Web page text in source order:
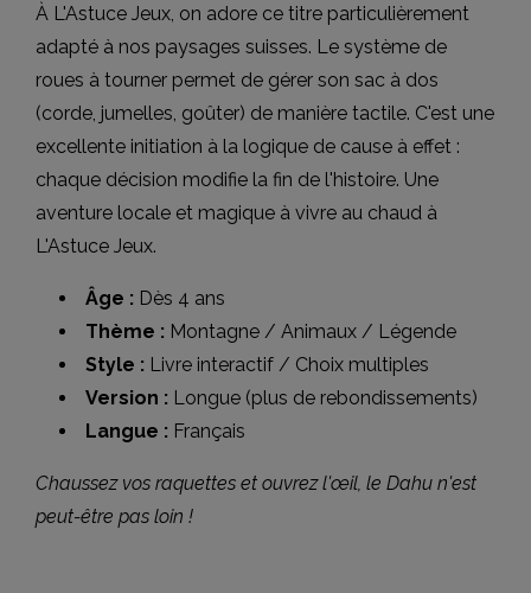
À L'Astuce Jeux, on adore ce titre particulièrement
adapté à nos paysages suisses. Le système de
roues à tourner permet de gérer son sac à dos
(corde, jumelles, goûter) de manière tactile. C'est une
excellente initiation à la logique de cause à effet :
chaque décision modifie la fin de l'histoire. Une
aventure locale et magique à vivre au chaud à
L'Astuce Jeux.
Âge : Dès 4 ans
Thème : Montagne / Animaux / Légende
Style : Livre interactif / Choix multiples
Version : Longue (plus de rebondissements)
Langue : Français
Chaussez vos raquettes et ouvrez l'œil, le Dahu n'est
peut-être pas loin !